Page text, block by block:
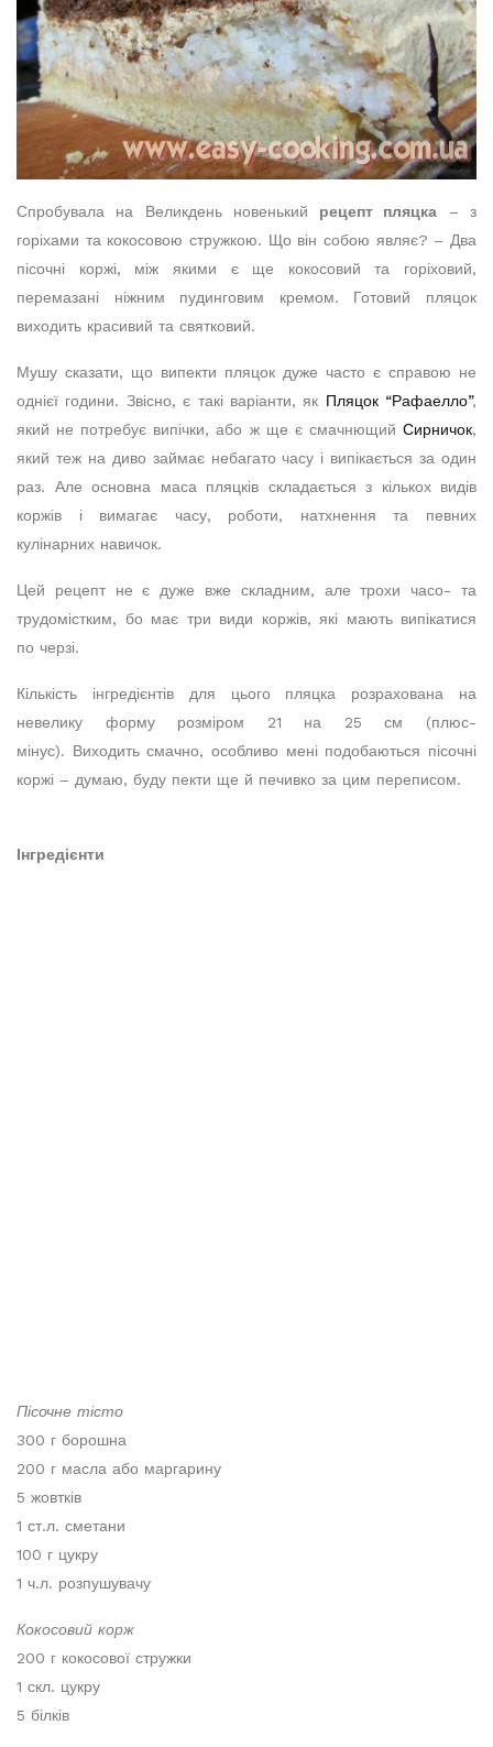
Спробувала на Великдень новенький рецепт пляцка – з
горіхами та кокосовою стружкою. Що він собою являє? – Два
пісочні коржі, між якими є ще кокосовий та горіховий,
перемазані ніжним пудинговим кремом. Готовий пляцок
виходить красивий та святковий.
Мушу сказати, що випекти пляцок дуже часто є справою не
однієї години. Звісно, є такі варіанти, як Пляцок “Рафаелло”,
який не потребує випічки, або ж ще є смачнющий Сирничок,
який теж на диво займає небагато часу і випікається за один
раз. Але основна маса пляцків складається з кількох видів
коржів і вимагає часу, роботи, натхнення та певних
кулінарних навичок.
Цей рецепт не є дуже вже складним, але трохи часо- та
трудомістким, бо має три види коржів, які мають випікатися
по черзі.
Кількість інгредієнтів для цього пляцка розрахована на
невелику форму розміром 21 на 25 см (плюс-
мінус). Виходить смачно, особливо мені подобаються пісочні
коржі – думаю, буду пекти ще й печивко за цим переписом.
Інгредієнти
Пісочне тісто
300 г борошна
200 г масла або маргарину
5 жовтків
1 ст.л. сметани
100 г цукру
1 ч.л. розпушувачу
Кокосовий корж
200 г кокосової стружки
1 скл. цукру
5 білків